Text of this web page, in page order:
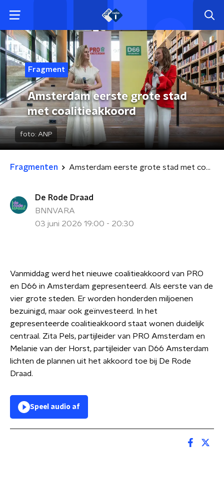
Fragment
Amsterdam eerste grote stad
met coalitieakkoord
foto: ANP
Fragmenten Amsterdam eerste grote stad met coalitieakkoord
De Rode Draad
BNNVARA
03 juni 2026 19:00 - 20:30
Vanmiddag werd het nieuwe coalitieakkoord van PRO
en D66 in Amsterdam gepresenteerd. Als eerste van de
vier grote steden. Er worden honderden miljoenen
bezuinigd, maar ook geïnvesteerd. In het
gepresenteerde coalitieakkoord staat wonen duidelijk
centraal. Zita Pels, partijleider van PRO Amsterdam en
Melanie van der Horst, partijleider van D66 Amsterdam
lichten de plannen uit het akkoord toe bij De Rode
Draad.
Speel audio af